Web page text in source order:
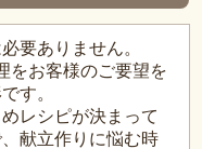
要ありません。
をお客様のご要望を
す。
レシピが決まって
献立作りに悩む時